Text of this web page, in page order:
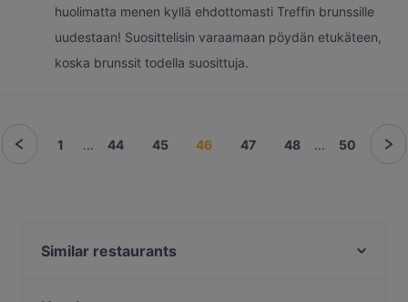
huolimatta menen kyllä ehdottomasti Treffin brunssille
uudestaan! Suosittelisin varaamaan pöydän etukäteen,
koska brunssit todella suosittuja.
1 ... 44 45 46 47 48 ... 50
Similar restaurants